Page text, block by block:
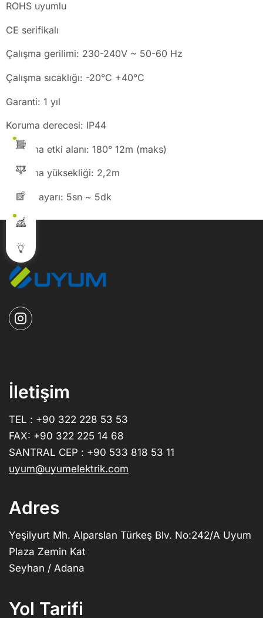
ROHS uyumlu
CE serifikalı
Çalışma gerilimi: 230-240V ~ 50-60 Hz
Çalışma sıcaklığı: -20°C +40°C
Garanti: 1 yıl
Koruma derecesi: IP44
Algılama etki alanı: 180° 12m (maks)
Algılama yüksekliği: 2,2m
Zaman ayarı: 5sn ~ 5dk
İletişim
TEL : +90 322 228 53 53
FAX: +90 322 225 14 68
SANTRAL CEP : +90 533 818 53 11
uyum@uyumelektrik.com
Adres
Yeşilyurt Mh. Alparslan Türkeş Blv. No:242/A Uyum
Plaza Zemin Kat
Seyhan / Adana
Yol Tarifi